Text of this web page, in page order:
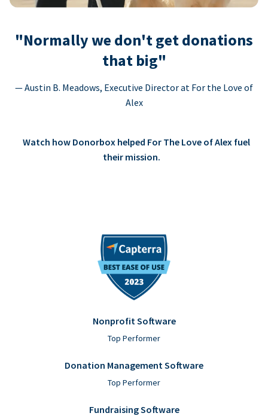
"Normally we don't get donations
that big"
— Austin B. Meadows, Executive Director at For the Love of
Alex
Watch how Donorbox helped For The Love of Alex fuel
their mission.
Nonprofit Software
Top Performer
Donation Management Software
Top Performer
Fundraising Software